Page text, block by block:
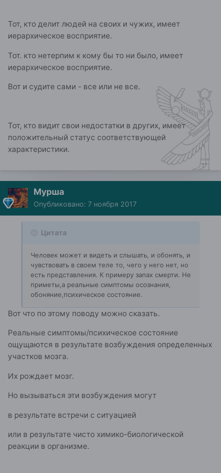
Тот, кто делит людей на своих и чужих, имеет
иерархическое восприятие.
Тот. кто нетерпим к кому бы то ни было, имеет
иерархическое восприятие.
Вот и судите сами - все или не все.
Тот, кто видит свои недостатки в других, имеет
положительный статус соответствующей
характеристики.
Мурша
Опубликовано: 7 ноября 2017
Цитата
Человек может и видеть и слышать, и обонять, и
чувствовать в своем теле то, чего у него нет, но
есть представления. К примеру запах смерти. Не
приметы,а реальные симптомы осознания,
обоняние,психическое состояние.
Вот что по этому поводу можно сказать.
Реальные симптомы/психическое состояние
ощущаются в результате возбуждения определенных
участков мозга.
Их рождает мозг.
Но вызываться эти возбуждения могут
в результате встречи с ситуацией
или в результате чисто химико-биологической
реакции в организме.